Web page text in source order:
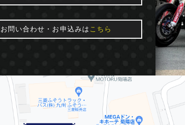
お問い合わせ・お申込みは こちら